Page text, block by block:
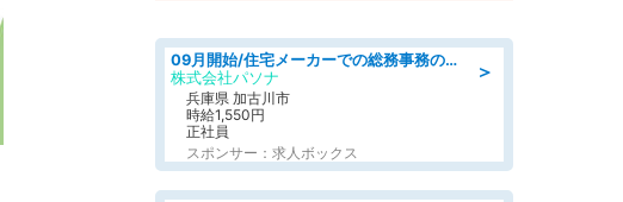
＞
09月開始/住宅メーカーでの総務事務のお仕事/駅近/車通勤可/一般事務/人事労務
株式会社パソナ
兵庫県 加古川市
時給1,550円
正社員
スポンサー：求人ボックス